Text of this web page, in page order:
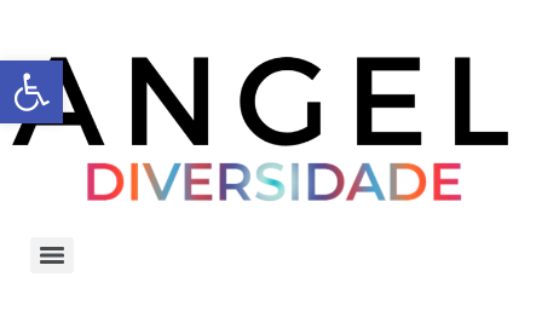
Barra de Ferramentas Aberta